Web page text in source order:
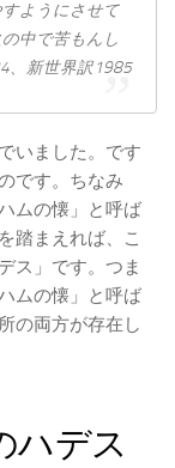
ようにさせて
中で苦もんし
、新世界訳1985
いました。です
です。ちなみ
ムの懐」と呼ば
踏まえれば、こ
ス」です。つま
ムの懐」と呼ば
の両方が存在し
ハデス